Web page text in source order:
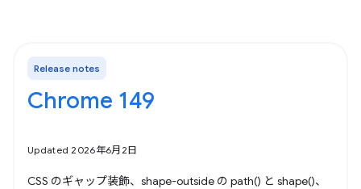
Release notes
Chrome 149
Updated 2026年6月2日
CSS のギャップ装飾、shape-outside の path() と shape()、